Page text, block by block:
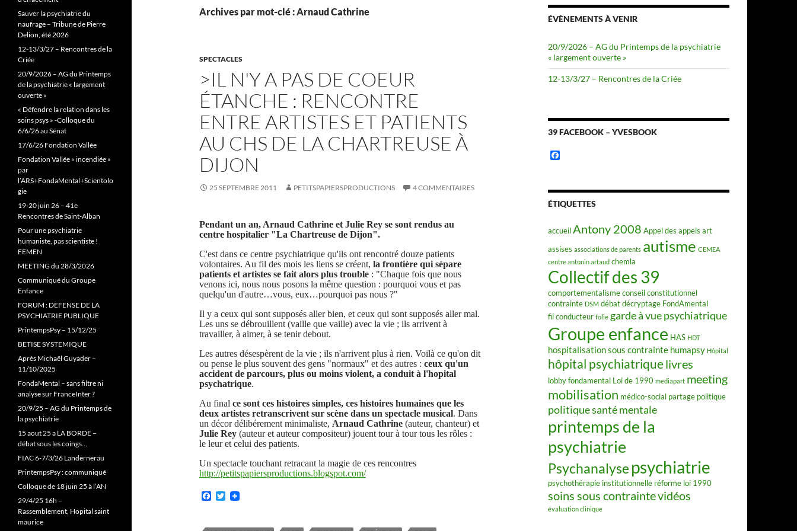
Archives par mot-clé : Arnaud Cathrine
SPECTACLES
>IL N'Y A PAS DE COEUR
ÉTANCHE : RENCONTRE
ENTRE ARTISTES ET PATIENTS
AU CHS DE LA CHARTREUSE À
DIJON
25 SEPTEMBRE 2011 PETITSPAPIERSPRODUCTIONS 4 COMMENTAIRES
Pendant un an, Arnaud Cathrine et Julie Rey se sont rendus au
centre hospitalier "La Chartreuse de Dijon".
C'est dans ce centre psychiatrique qu'ils ont rencontré douze patients
volontaires. Au fil des mois les liens se créent, la frontière qui sépare
patients et artistes se fait alors plus trouble : "Chaque fois que nous
venons ici, nous nous posons la même question : pourquoi vous et pas
quelqu'un d'autre…vous, eux…pourquoi pas nous ?"
Il y a ceux qui sont supposés aller bien, et ceux qui sont supposés aller mal.
Les uns se débrouillent (vaille que vaille) avec la vie ; ils arrivent à
travailler, à aimer, à se tenir debout.
Les autres désespèrent de la vie ; ils n'arrivent plus à rien. Voilà ce qu'on dit
ou pense le plus souvent des gens "normaux" et des autres : ceux qu'un
accident de parcours, plus ou moins violent, a conduit à l'hopital
psychatrique.
Au final ce sont ces histoires simples, ces histoires humaines que les
deux artistes retranscrivent sur scène dans un spectacle musical. Dans
un décor délibérement minimaliste, Arnaud Cathrine (auteur, chanteur) et
Julie Rey (auteur et auteur compositeur) jouent tour à tour tous les rôles :
le leur et celui des patients.
Un spectacle touchant retracant la magie de ces rencontres
http://petitspapiersproductions.blogspot.com/
F
T
ÉVÈNEMENTS À VENIR
20/9/2026 – AG du Printemps de la psychiatrie
« largement ouverte »
12-13/3/27 – Rencontres de la Criée
39 FACEBOOK – YVESBOOK
b
o
ÉTIQUETTES
accueilAntony 2008 Appel des appels art
assises associations de parents autisme CEMEA
centre antonin artaud chemla
Collectif des 39
comportementalismeconseil constitutionnel
contrainte DSM débatdécryptage FondAmental
fil conducteur folie garde à vue psychiatrique
Groupe enfance HAS HDT
hospitalisation sous contrainte humapsy Hôpital
hôpital psychiatriquelivres
lobby fondamental Loi de 1990 mediapart meeting
mobilisation médico-social partage politique
politique santé mentale
printemps de la
psychiatrie
Psychanalyse psychiatrie
psychothérapie institutionnelle réforme loi 1990
soins sous contraintevidéos
évaluation clinique
Sauver la psychiatrie du
naufrage – Tribune de Pierre
Delion, été 2026
12-13/3/27 – Rencontres de la
Criée
20/9/2026 – AG du Printemps
de la psychiatrie « largement
ouverte »
« Défendre la relation dans les
soins psys » -Colloque du
6/6/26 au Sénat
17/6/26 Fondation Vallée
Fondation Vallée « incendiée »
par
l’ARS+FondaMental+Scientolo
gie
19-20 juin 26 – 41e
Rencontres de Saint-Alban
Pour une psychiatrie
humaniste, pas scientiste !
FEMEN
MEETING du 28/3/2026
Communiqué du Groupe
Enfance
FORUM : DEFENSE DE LA
PSYCHIATRIE PUBLIQUE
PrintempsPsy – 15/12/25
BETISE SYSTEMIQUE
Après Michaël Guyader –
11/10/2025
FondaMental – sans filtre ni
analyse sur FranceInter ?
20/9/25 – AG du Printemps de
la psychiatrie
15 aout 25 a LA BORDE –
débat sous les coings…
FIAC 6-7/3/26 Landernerau
PrintempsPsy : communiqué
Colloque de 18 juin 25 à l’AN
29/4/25 16h –
Rassemblement, Hopital saint
maurice